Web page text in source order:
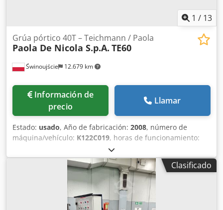
1 / 13
Świnoujście 12.679 km
Grúa pórtico 40T – Teichmann / Paola
Paola De Nicola S.p.A. TE60
Información de
precio
Llamar
Estado: usado, Año de fabricación: 2008, número de
máquina/vehículo: K122C019, horas de funcionamiento:
, Grúa pórtico de 40 toneladas – Teichmann / Paola
De Nicola Se vende una grúa pórtico con una capacidad de
elevación de 40 toneladas, tras una modernización integral
realizada en 2025 por Teichmann GmbH. La máquina está
en perfecto estado de funcionamiento, con las
certificaciones y la documentación técnica completas y
Clasificado